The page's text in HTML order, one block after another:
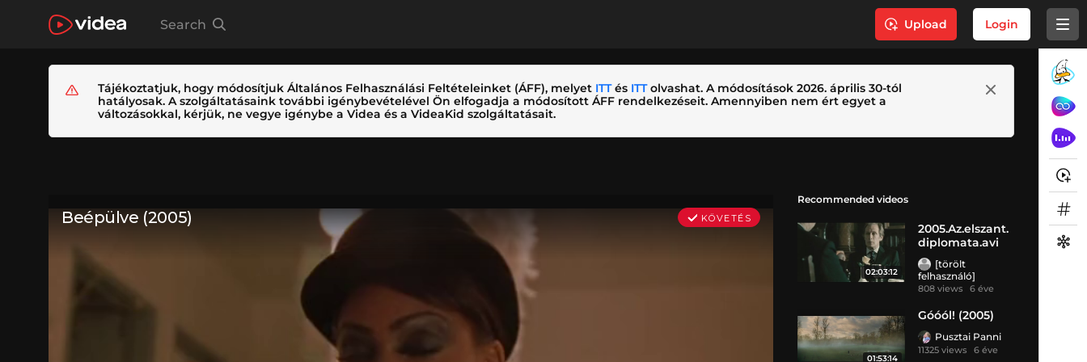
Search Upload Login
Tájékoztatjuk, hogy módosítjuk Általános Felhasználási Feltételeinket (ÁFF), melyet ITTés ITTolvashat. A módosítások 2026. április 30-tól
hatályosak. A szolgáltatásaink további igénybevételével Ön elfogadja a módosított ÁFF rendelkezéseit. Amennyiben nem ért egyet a
változásokkal, kérjük, ne vegye igénybe a Videa és a VideaKid szolgáltatásait.
Recommended videos
02:03:12
2005.Az.elszant.
diplomata.avi
[törölt
felhasználó]
808 views 6 éve
01:53:14
Góóól! (2005)
Pusztai Panni
11325 views 6 éve